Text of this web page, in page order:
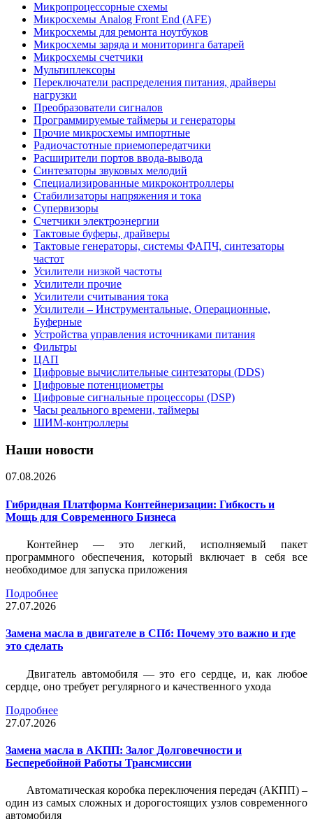
Микропроцессорные схемы
Микросхемы Analog Front End (AFE)
Микросхемы для ремонта ноутбуков
Микросхемы заряда и мониторинга батарей
Микросхемы счетчики
Мультиплексоры
Переключатели распределения питания, драйверы
нагрузки
Преобразователи сигналов
Программируемые таймеры и генераторы
Прочие микросхемы импортные
Радиочастотные приемопередатчики
Расширители портов ввода-вывода
Синтезаторы звуковых мелодий
Специализированные микроконтроллеры
Стабилизаторы напряжения и тока
Супервизоры
Счетчики электроэнергии
Тактовые буферы, драйверы
Тактовые генераторы, системы ФАПЧ, синтезаторы
частот
Усилители низкой частоты
Усилители прочие
Усилители считывания тока
Усилители – Инструментальные, Операционные,
Буферные
Устройства управления источниками питания
Фильтры
ЦАП
Цифровые вычислительные синтезаторы (DDS)
Цифровые потенциометры
Цифровые сигнальные процессоры (DSP)
Часы реального времени, таймеры
ШИМ-контроллеры
Наши новости
07.08.2026
Гибридная Платформа Контейнеризации: Гибкость и
Мощь для Современного Бизнеса
Контейнер — это легкий, исполняемый пакет
программного обеспечения, который включает в себя все
необходимое для запуска приложения
Подробнее
27.07.2026
Замена масла в двигателе в СПб: Почему это важно и где
это сделать
Двигатель автомобиля — это его сердце, и, как любое
сердце, оно требует регулярного и качественного ухода
Подробнее
27.07.2026
Замена масла в АКПП: Залог Долговечности и
Бесперебойной Работы Трансмиссии
Автоматическая коробка переключения передач (АКПП) –
один из самых сложных и дорогостоящих узлов современного
автомобиля